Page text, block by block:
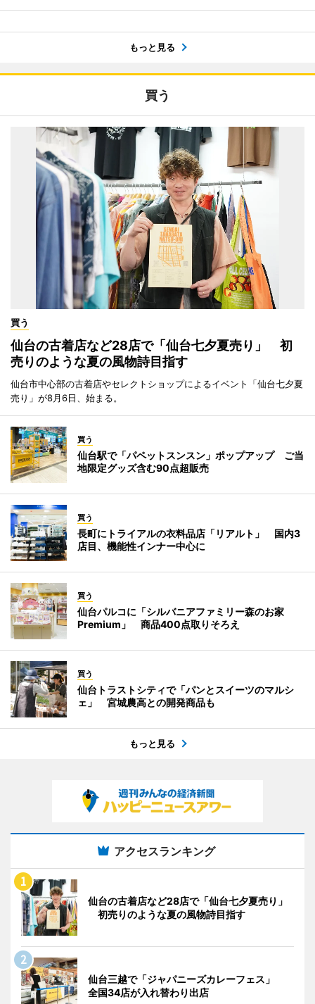
もっと見る
買う
買う
仙台の古着店など28店で「仙台七夕夏売り」 初
売りのような夏の風物詩目指す
仙台市中心部の古着店やセレクトショップによるイベント「仙台七夕夏
売り」が8月6日、始まる。
買う
仙台駅で「パペットスンスン」ポップアップ ご当
地限定グッズ含む90点超販売
買う
長町にトライアルの衣料品店「リアルト」 国内3
店目、機能性インナー中心に
買う
仙台パルコに「シルバニアファミリー森のお家
Premium」 商品400点取りそろえ
買う
仙台トラストシティで「パンとスイーツのマルシ
ェ」 宮城農高との開発商品も
もっと見る
アクセスランキング
仙台の古着店など28店で「仙台七夕夏売り」
初売りのような夏の風物詩目指す
仙台三越で「ジャパニーズカレーフェス」
全国34店が入れ替わり出店